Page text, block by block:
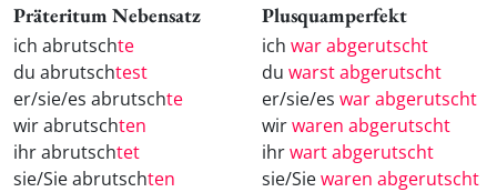
Präteritum Nebensatz
ich abrutschte
du abrutschtest
er/sie/es abrutschte
wir abrutschten
ihr abrutschtet
sie/Sie abrutschten
Plusquamperfekt
ich war abgerutscht
du warst abgerutscht
er/sie/es war abgerutscht
wirwaren abgerutscht
ihrwart abgerutscht
sie/Siewaren abgerutscht